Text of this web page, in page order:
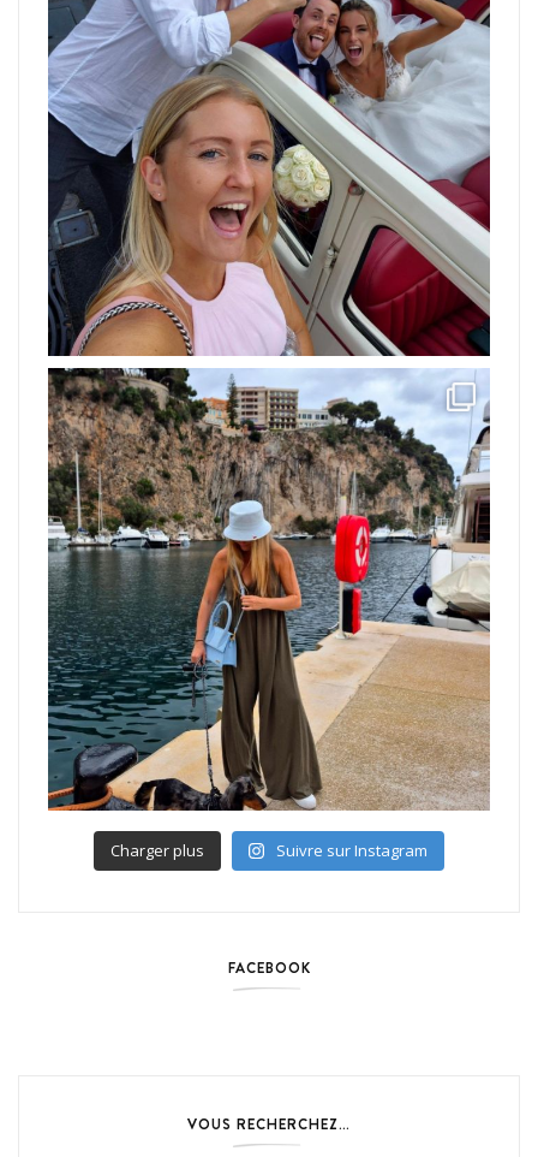
Charger plus Suivre sur Instagram
FACEBOOK
VOUS RECHERCHEZ…